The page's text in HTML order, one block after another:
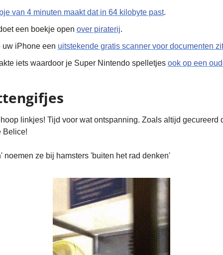
van 4 minuten maakt dat in 64 kilobyte past.
een boekje open over piraterij.
uw iPhone een uitstekende gratis scanner voor documenten zit
iets waardoor je Super Nintendo spelletjes ook op een
linkjes! Tijd voor wat ontspanning. Zoals altijd gecureerd
Belice!
noemen ze bij hamsters 'buiten het rad denken'